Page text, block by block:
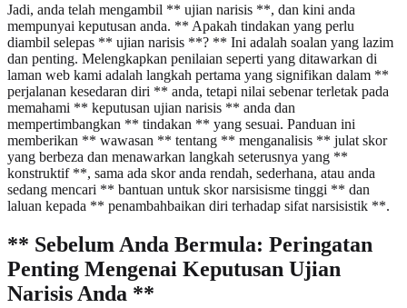
Jadi, anda telah mengambil ** ujian narisis **, dan kini anda
mempunyai keputusan anda. ** Apakah tindakan yang perlu
diambil selepas ** ujian narisis **? ** Ini adalah soalan yang lazim
dan penting. Melengkapkan penilaian seperti yang ditawarkan di
laman web kami adalah langkah pertama yang signifikan dalam **
perjalanan kesedaran diri ** anda, tetapi nilai sebenar terletak pada
memahami ** keputusan ujian narisis ** anda dan
mempertimbangkan ** tindakan ** yang sesuai. Panduan ini
memberikan ** wawasan ** tentang ** menganalisis ** julat skor
yang berbeza dan menawarkan langkah seterusnya yang **
konstruktif **, sama ada skor anda rendah, sederhana, atau anda
sedang mencari ** bantuan untuk skor narsisisme tinggi ** dan
laluan kepada ** penambahbaikan diri terhadap sifat narsisistik **.
** Sebelum Anda Bermula: Peringatan
Penting Mengenai Keputusan Ujian
Narisis Anda **